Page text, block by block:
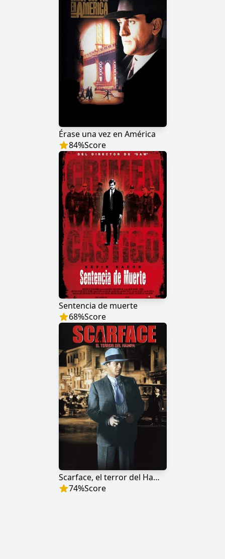
Érase una vez en América
84%Score
Sentencia de muerte
68%Score
Scarface, el terror del Hampa
74%Score